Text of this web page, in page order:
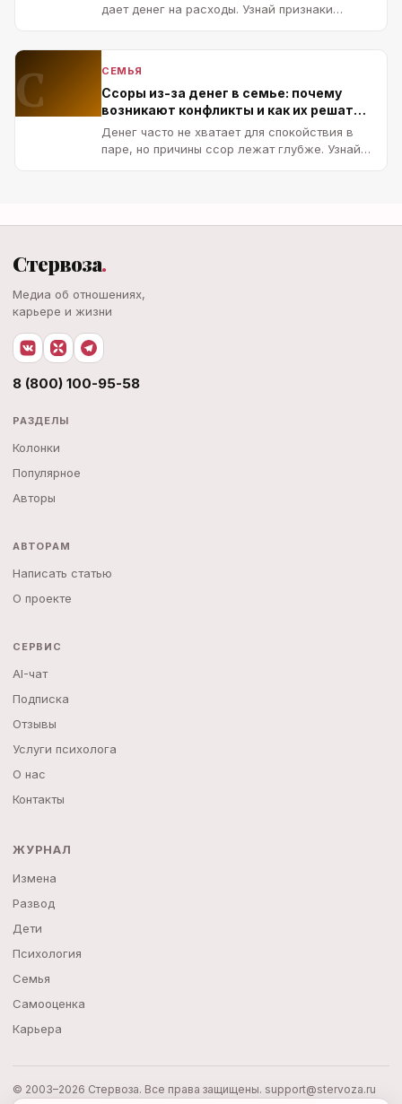
дает денег на расходы. Узнай признаки
С СЕМЬЯ
Ссоры из-за денег в семье: почему
возникают конфликты и как их решать
без развода
Денег часто не хватает для спокойствия в
паре, но причины ссор лежат глубже. Узнай,
Стервоза.
Медиа об отношениях,
карьере и жизни
8 (800) 100-95-58
РАЗДЕЛЫ
Колонки
Популярное
Авторы
АВТОРАМ
Написать статью
О проекте
СЕРВИС
AI-чат
Подписка
Отзывы
Услуги психолога
О нас
Контакты
ЖУРНАЛ
Измена
Развод
Дети
Психология
Семья
Самооценка
Карьера
© 2003–2026 Стервоза. Все права защищены. support@stervoza.ru